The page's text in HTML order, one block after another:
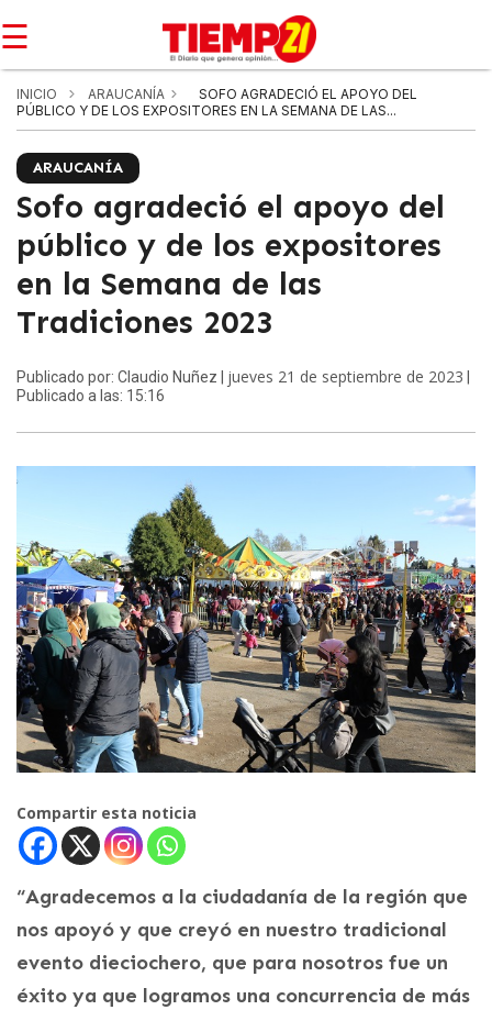
☰
INICIO ARAUCANÍA
SOFO AGRADECIÓ EL APOYO DEL
PÚBLICO Y DE LOS EXPOSITORES EN LA SEMANA DE LAS...
ARAUCANÍA
Sofo agradeció el apoyo del
público y de los expositores
en la Semana de las
Tradiciones 2023
Publicado por: Claudio Nuñez | jueves 21 de septiembre de 2023
Publicado a las: 15:16
Compartir esta noticia
“Agradecemos a la ciudadanía de la región que
nos apoyó y que creyó en nuestro tradicional
evento dieciochero, que para nosotros fue un
éxito ya que logramos una concurrencia de más